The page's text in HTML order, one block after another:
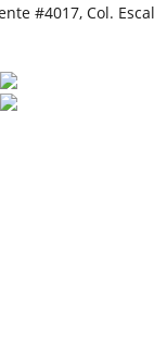
#4017, Col.